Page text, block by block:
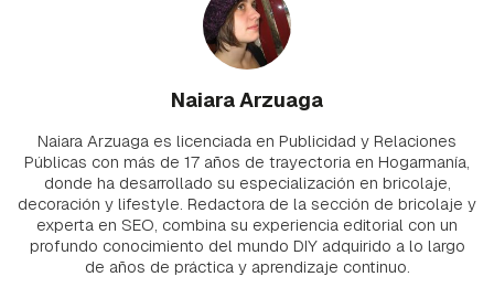
Naiara Arzuaga
Naiara Arzuaga es licenciada en Publicidad y Relaciones
Públicas con más de 17 años de trayectoria en Hogarmanía,
donde ha desarrollado su especialización en bricolaje,
decoración y lifestyle. Redactora de la sección de bricolaje y
experta en SEO, combina su experiencia editorial con un
profundo conocimiento del mundo DIY adquirido a lo largo
de años de práctica y aprendizaje continuo.